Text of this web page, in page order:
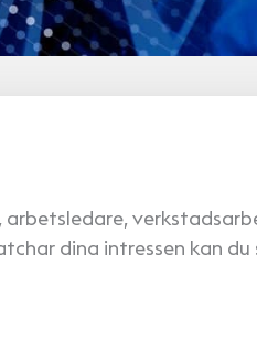
dina intressen kan du